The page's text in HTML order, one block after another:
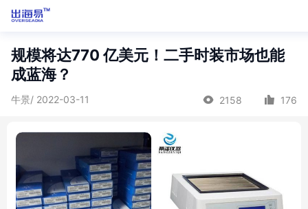
规模将达770 亿美元！二手时装市场也能
成蓝海？
牛景/ 2022-03-11 2158 176